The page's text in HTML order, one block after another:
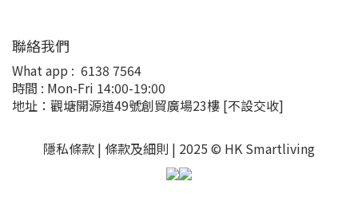
聯絡我們
What app : 6138 7564
時間 : Mon-Fri 14:00-19:00
地址：觀塘開源道49號創貿廣場23樓 [不設交收]
隱私條款 | 條款及細則 | 2025 © HK Smartliving